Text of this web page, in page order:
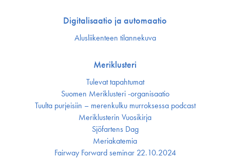
Digitalisaatio ja automaatio
Alusliikenteen tilannekuva
Meriklusteri
Tulevat tapahtumat
Suomen Meriklusteri -organisaatio
Tuulta purjeisiin – merenkulku murroksessa podcast
Meriklusterin Vuosikirja
Sjöfartens Dag
Meriakatemia
Fairway Forward seminar 22.10.2024